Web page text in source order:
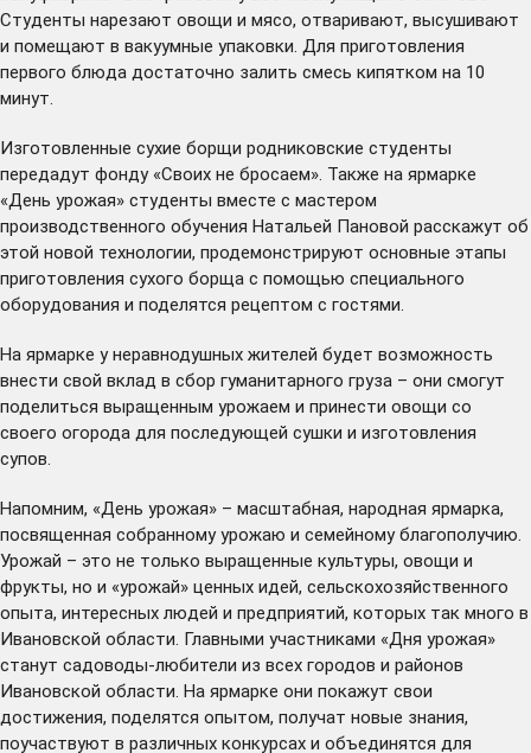
Студенты нарезают овощи и мясо, отваривают, высушивают
и помещают в вакуумные упаковки. Для приготовления
первого блюда достаточно залить смесь кипятком на 10
минут.
Изготовленные сухие борщи родниковские студенты
передадут фонду «Своих не бросаем». Также на ярмарке
«День урожая» студенты вместе с мастером
производственного обучения Натальей Пановой расскажут об
этой новой технологии, продемонстрируют основные этапы
приготовления сухого борща с помощью специального
оборудования и поделятся рецептом с гостями.
На ярмарке у неравнодушных жителей будет возможность
внести свой вклад в сбор гуманитарного груза – они смогут
поделиться выращенным урожаем и принести овощи со
своего огорода для последующей сушки и изготовления
супов.
Напомним, «День урожая» – масштабная, народная ярмарка,
посвященная собранному урожаю и семейному благополучию.
Урожай – это не только выращенные культуры, овощи и
фрукты, но и «урожай» ценных идей, сельскохозяйственного
опыта, интересных людей и предприятий, которых так много в
Ивановской области. Главными участниками «Дня урожая»
станут садоводы-любители из всех городов и районов
Ивановской области. На ярмарке они покажут свои
достижения, поделятся опытом, получат новые знания,
поучаствуют в различных конкурсах и объединятся для